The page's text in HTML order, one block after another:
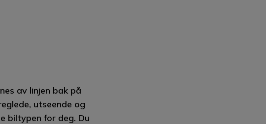
av linjen bak på
utseende og
biltypen for deg. Du